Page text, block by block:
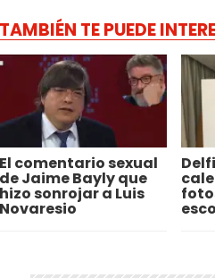
TAMBIÉN TE PUEDE
El comentario sexual
de Jaime Bayly que
hizo sonrojar a Luis
Novaresio